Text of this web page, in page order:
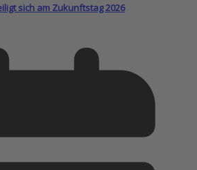
sich am Zukunftstag 2026